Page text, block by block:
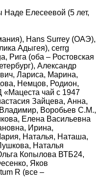
Наде Елесеевой (5 лет,
Hans Surrey (ОАЭ),
Адыгея), cerrg
Рига (оба – Ростовская
Александр
Лариса, Марина,
Немцов, Родион,
чай с 1947
Зайцева, Анна,
Воробьев С.М.,
Елена Васильевна
Ирина,
Наталья, Наташа,
Наталья
Копылова ВТБ24,
Яков
R (все –